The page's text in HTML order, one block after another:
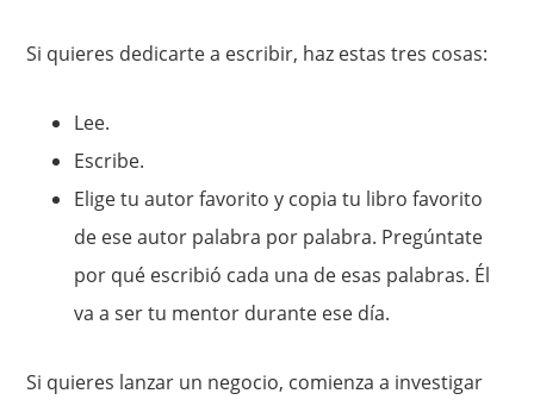
Si quieres dedicarte a escribir, haz estas tres cosas:
Lee.
Escribe.
Elige tu autor favorito y copia tu libro favorito
de ese autor palabra por palabra. Pregúntate
por qué escribió cada una de esas palabras. Él
va a ser tu mentor durante ese día.
Si quieres lanzar un negocio, comienza a investigar